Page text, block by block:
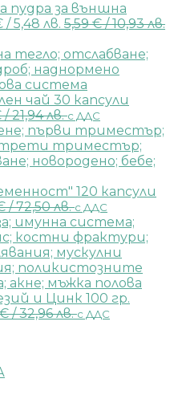
пудра за външна
/ 5,48 лв. 5,59€/ 10,93 лв.
чай 30 капсули
/ 21,94 лв.с ДДС
120 капсули
/ 72,50 лв.с ДДС
и Цинк 100 гр.
€/ 32,96 лв.с ДДС